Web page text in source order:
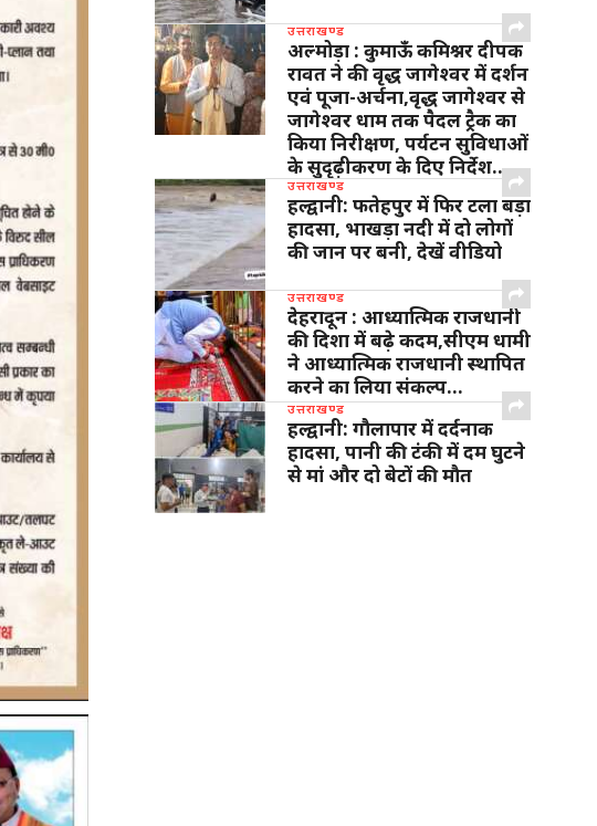
उत्तराखण्ड
अल्मोड़ा : कुमाऊँ कमिश्नर दीपक
रावत ने की वृद्ध जागेश्वर में दर्शन
एवं पूजा-अर्चना,वृद्ध जागेश्वर से
जागेश्वर धाम तक पैदल ट्रैक का
किया निरीक्षण, पर्यटन सुविधाओं
के सुदृढ़ीकरण के दिए निर्देश…
उत्तराखण्ड
हल्द्वानी: फतेहपुर में फिर टला बड़ा
हादसा, भाखड़ा नदी में दो लोगों
की जान पर बनी, देखें वीडियो
उत्तराखण्ड
देहरादून : आध्यात्मिक राजधानी
की दिशा में बढ़े कदम,सीएम धामी
ने आध्यात्मिक राजधानी स्थापित
करने का लिया संकल्प…
उत्तराखण्ड
हल्द्वानी: गौलापार में दर्दनाक
हादसा, पानी की टंकी में दम घुटने
से मां और दो बेटों की मौत